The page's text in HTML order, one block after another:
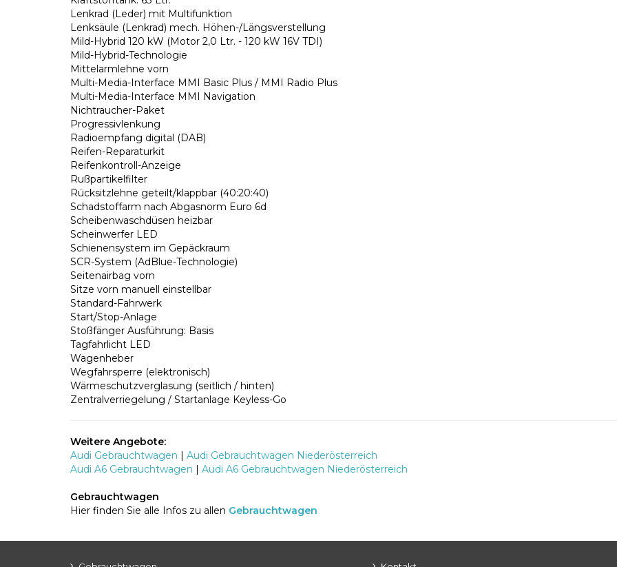
Lenkrad (Leder) mit Multifunktion
Lenksäule (Lenkrad) mech. Höhen-/Längsverstellung
Mild-Hybrid 120 kW (Motor 2,0 Ltr. - 120 kW 16V TDI)
Mild-Hybrid-Technologie
Mittelarmlehne vorn
Multi-Media-Interface MMI Basic Plus / MMI Radio Plus
Multi-Media-Interface MMI Navigation
Nichtraucher-Paket
Progressivlenkung
Radioempfang digital (DAB)
Reifen-Reparaturkit
Reifenkontroll-Anzeige
Rußpartikelfilter
Rücksitzlehne geteilt/klappbar (40:20:40)
Schadstoffarm nach Abgasnorm Euro 6d
Scheibenwaschdüsen heizbar
Scheinwerfer LED
Schienensystem im Gepäckraum
SCR-System (AdBlue-Technologie)
Seitenairbag vorn
Sitze vorn manuell einstellbar
Standard-Fahrwerk
Start/Stop-Anlage
Stoßfänger Ausführung: Basis
Tagfahrlicht LED
Wagenheber
Wegfahrsperre (elektronisch)
Wärmeschutzverglasung (seitlich / hinten)
Zentralverriegelung / Startanlage Keyless-Go
Weitere Angebote:
Audi Gebrauchtwagen | Audi Gebrauchtwagen Niederösterreich
Audi A6 Gebrauchtwagen | Audi A6 Gebrauchtwagen Niederösterreich
Gebrauchtwagen
Hier finden Sie alle Infos zu allen Gebrauchtwagen